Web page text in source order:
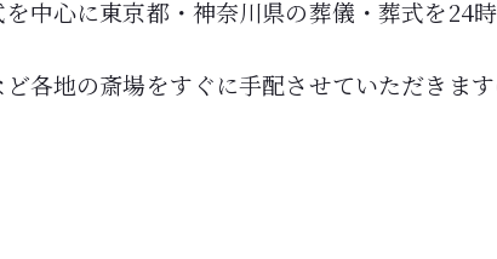
中心に東京都・神奈川県の葬儀・葬式を24
各地の斎場をすぐに手配させていただきま